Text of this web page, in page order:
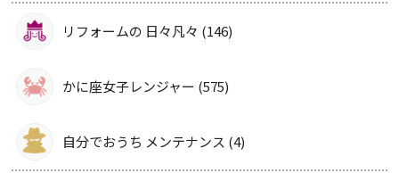
リフォームの 日々凡々 (146)
かに座女子レンジャー (575)
自分でおうち メンテナンス (4)